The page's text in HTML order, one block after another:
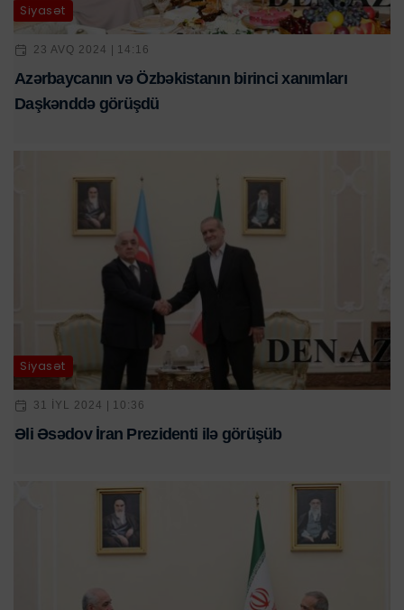
Siyasət
23 AVQ 2024 | 14:16
Azərbaycanın və Özbəkistanın birinci xanımları
Daşkənddə görüşdü
Siyasət
31 IYL 2024 | 10:36
Əli Əsədov İran Prezidenti ilə görüşüb